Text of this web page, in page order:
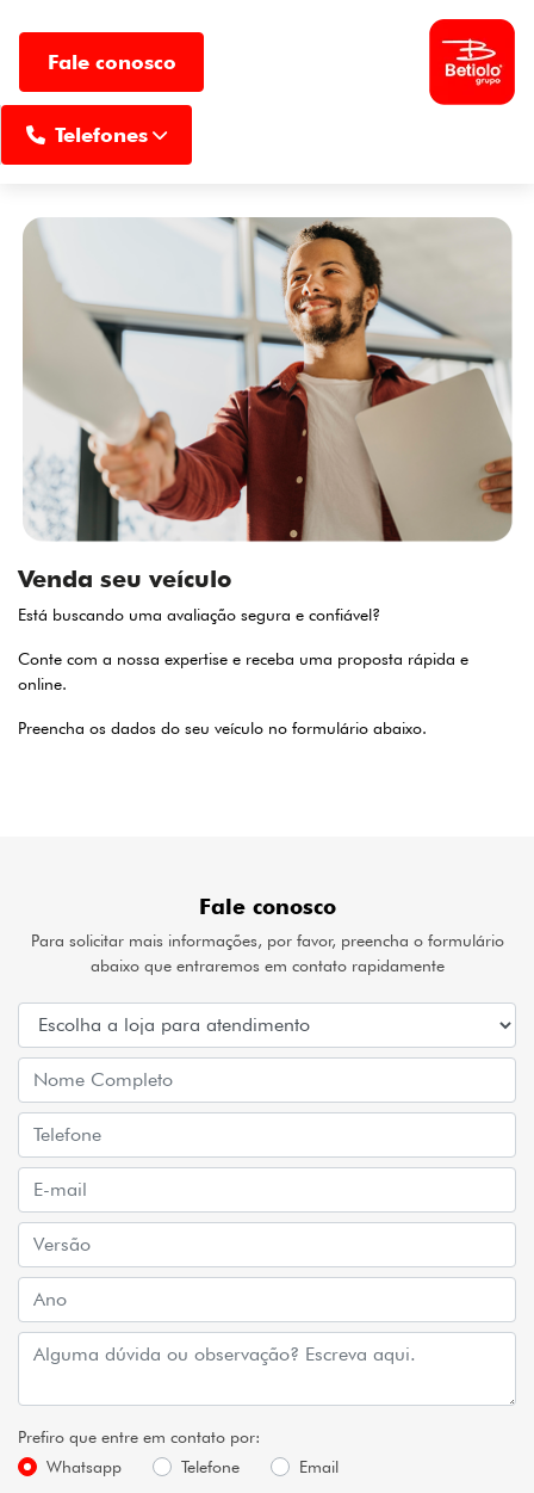
Fale conosco
Telefones
Venda seu veículo
Está buscando uma avaliação segura e confiável?
Conte com a nossa expertise e receba uma proposta rápida e
online.
Preencha os dados do seu veículo no formulário abaixo.
Fale conosco
Para solicitar mais informações, por favor, preencha o formulário
abaixo que entraremos em contato rapidamente
Prefiro que entre em contato por:
Whatsapp
Telefone Email